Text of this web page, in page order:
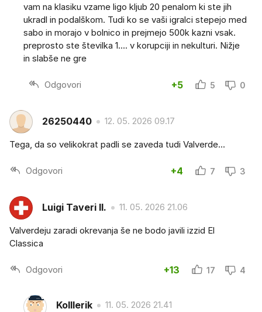
vam na klasiku vzame ligo kljub 20 penalom ki ste jih
ukradl in podalškom. Tudi ko se vaši igralci stepejo med
sabo in morajo v bolnico in prejmejo 500k kazni vsak.
preprosto ste številka 1.... v korupciji in nekulturi. Nižje
in slabše ne gre
Odgovori +5 5 0
26250440 12. 05. 2026 09.17
Tega, da so velikokrat padli se zaveda tudi Valverde...
Odgovori +4 7 3
Luigi Taveri II. 11. 05. 2026 21.06
Valverdeju zaradi okrevanja še ne bodo javili izzid El
Classica
Odgovori +13 17 4
Kolllerik 11. 05. 2026 21.41